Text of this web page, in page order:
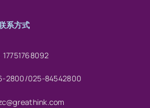
系方式
17751768092
2800/025-84542800